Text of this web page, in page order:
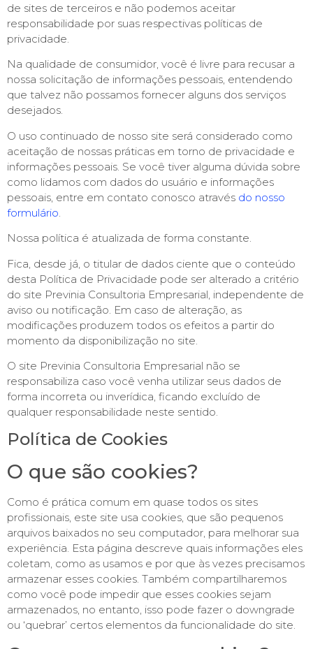
de sites de terceiros e não podemos aceitar
responsabilidade por suas respectivas políticas de
privacidade.
Na qualidade de consumidor, você é livre para recusar a
nossa solicitação de informações pessoais, entendendo
que talvez não possamos fornecer alguns dos serviços
desejados.
O uso continuado de nosso site será considerado como
aceitação de nossas práticas em torno de privacidade e
informações pessoais. Se você tiver alguma dúvida sobre
como lidamos com dados do usuário e informações
pessoais, entre em contato conosco através do nosso
formulário
Nossa política é atualizada de forma constante.
Fica, desde já, o titular de dados ciente que o conteúdo
desta Política de Privacidade pode ser alterado a critério
do site Previnia Consultoria Empresarial, independente de
aviso ou notificação. Em caso de alteração, as
modificações produzem todos os efeitos a partir do
momento da disponibilização no site.
O site Previnia Consultoria Empresarial não se
responsabiliza caso você venha utilizar seus dados de
forma incorreta ou inverídica, ficando excluído de
qualquer responsabilidade neste sentido.
Política de Cookies
O que são cookies?
Como é prática comum em quase todos os sites
profissionais, este site usa cookies, que são pequenos
arquivos baixados no seu computador, para melhorar sua
experiência. Esta página descreve quais informações eles
coletam, como as usamos e por que às vezes precisamos
armazenar esses cookies. Também compartilharemos
como você pode impedir que esses cookies sejam
armazenados, no entanto, isso pode fazer o downgrade
ou ‘quebrar’ certos elementos da funcionalidade do site.